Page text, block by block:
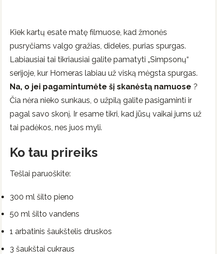
Kiek kartų esate matę filmuose, kad žmonės
pusryčiams valgo gražias, dideles, purias spurgas.
Labiausiai tai tikriausiai galite pamatyti „Simpsonų“
serijoje, kur Homeras labiau už viską mėgsta spurgas.
Na, o jei pagamintumėte šį skanėstą namuose ?
Čia nėra nieko sunkaus, o užpilą galite pasigaminti ir
pagal savo skonį. Ir esame tikri, kad jūsų vaikai jums už
tai padėkos, nes juos myli.
Ko tau prireiks
Tešlai paruoškite:
300 ml šilto pieno
50 ml šilto vandens
1 arbatinis šaukštelis druskos
3 šaukštai cukraus